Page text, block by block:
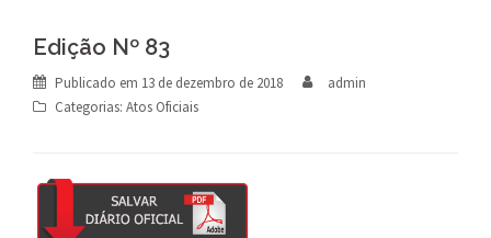
Edição Nº 83
Publicado em 13 de dezembro de 2018
admin
Categorias: Atos Oficiais